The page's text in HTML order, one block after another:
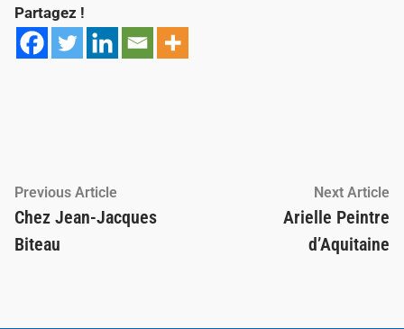
Partagez !
Navigation
de
l’article
Previous Article
article:
Chez Jean-Jacques
Biteau
Next Article
Arielle Peintre
d’Aquitaine